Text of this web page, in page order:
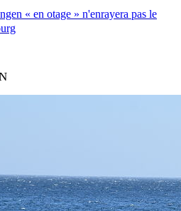
« en otage » n'enrayera pas le